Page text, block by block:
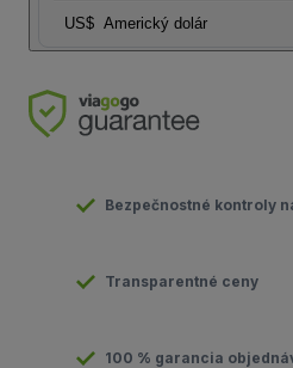
US$ Americký dolár
Bezpečnostné kontroly
Transparentné ceny
100 % garancia